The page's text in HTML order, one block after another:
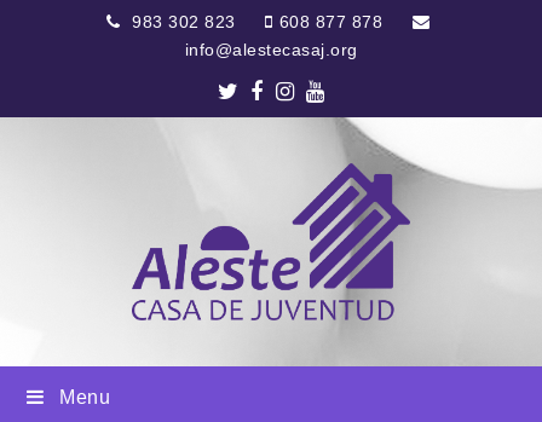
983 302 823
608 877 878
info@alestecasaj.org
Twitter
Facebook
Instagram
Youtube
Menu